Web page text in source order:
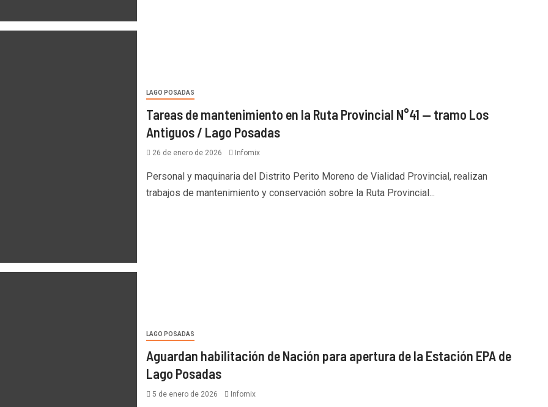
LAGO POSADAS
Tareas de mantenimiento en la Ruta Provincial N°41 — tramo Los
Antiguos / Lago Posadas
26 de enero de 2026 Infomix
Personal y maquinaria del Distrito Perito Moreno de Vialidad Provincial, realizan
trabajos de mantenimiento y conservación sobre la Ruta Provincial...
LAGO POSADAS
Aguardan habilitación de Nación para apertura de la Estación EPA de
Lago Posadas
5 de enero de 2026 Infomix